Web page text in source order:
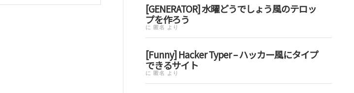
[GENERATOR] 水曜どうでしょう風のテロッ
プを作ろう
に 匿名 より
[Funny] Hacker Typer – ハッカー風にタイプ
できるサイト
に 匿名 より